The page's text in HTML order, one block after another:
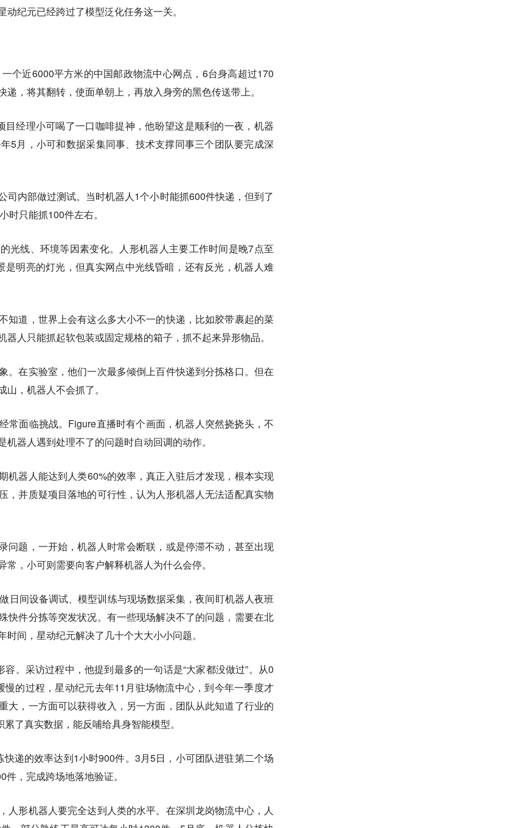
纪元已经跨过了模型泛化任务这一关。
个近6000平方米的中国邮政物流中心网点，6台身高超过170
，将其翻转，使面单朝上，再放入身旁的黑色传送带上。
目经理小可喝了一口咖啡提神，他盼望这是顺利的一夜，机器
5月，小可和数据采集同事、技术支撑同事三个团队要完成深
司内部做过测试。当时机器人1个小时能抓600件快递，但到了
时只能抓100件左右。
光线、环境等因素变化。人形机器人主要工作时间是晚7点至
明亮的灯光，但真实网点中光线昏暗，还有反光，机器人难
知道，世界上会有这么多大小不一的快递，比如胶带裹起的菜
人只能抓起软包装或固定规格的箱子，抓不起来异形物品。
。在实验室，他们一次最多倾倒上百件快递到分拣格口。但在
，机器人不会抓了。
常面临挑战。Figure直播时有个画面，机器人突然挠挠头，不
器人遇到处理不了的问题时自动回调的动作。
机器人能达到人类60%的效率，真正入驻后才发现，根本实现
，并质疑项目落地的可行性，认为人形机器人无法适配真实物
问题，一开始，机器人时常会断联，或是停滞不动，甚至出现
，小可则需要向客户解释机器人为什么会停。
日间设备调试、模型训练与现场数据采集，夜间盯机器人夜班
快件分拣等突发状况。有一些现场解决不了的问题，需要在北
间，星动纪元解决了几十个大大小小问题。
容。采访过程中，他提到最多的一句话是“大家都没做过”。从0
的过程，星动纪元去年11月驻场物流中心，到今年一季度才
大，一方面可以获得收入，另一方面，团队从此知道了行业的
了真实数据，能反哺给具身智能模型。
递的效率达到1小时900件。3月5日，小可团队进驻第二个场
，完成跨场地落地验证。
人形机器人要完全达到人类的水平。在深圳龙岗物流中心，人